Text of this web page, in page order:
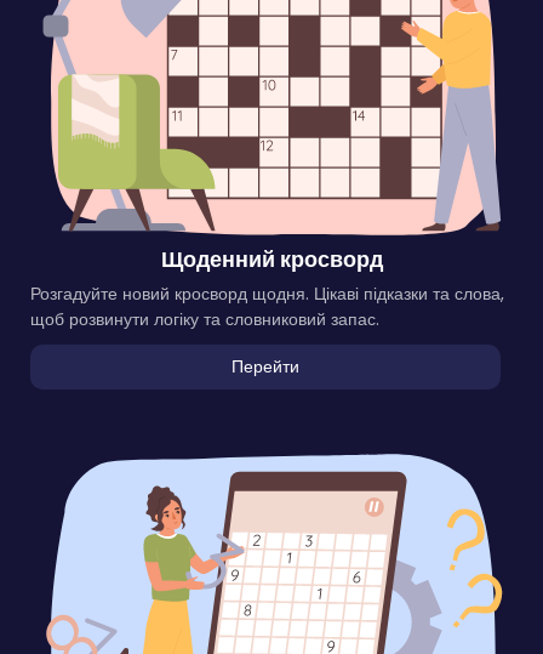
Щоденний кросворд
Розгадуйте новий кросворд щодня. Цікаві підказки та слова,
щоб розвинути логіку та словниковий запас.
Перейти